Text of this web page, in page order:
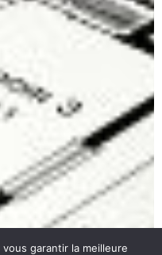
garantir la meilleure